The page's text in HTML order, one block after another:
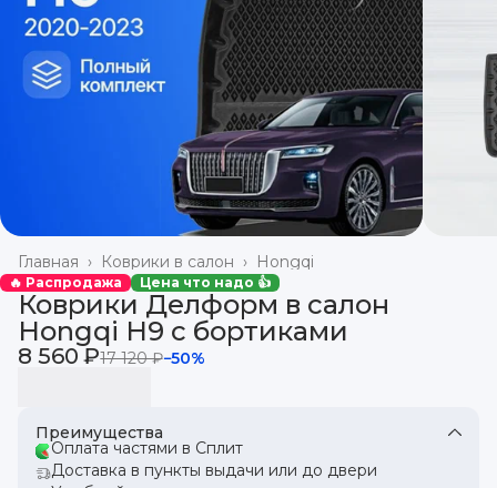
Hongqi
Коврики в салон ›
Главная ›
🔥 Распродажа Цена что надо 👍
Коврики Делформ в салон
Hongqi H9 с бортиками
8 560 ₽17 120 ₽−50%
Преимущества
Оплата частями в Сплит
Доставка в пункты выдачи или до двери